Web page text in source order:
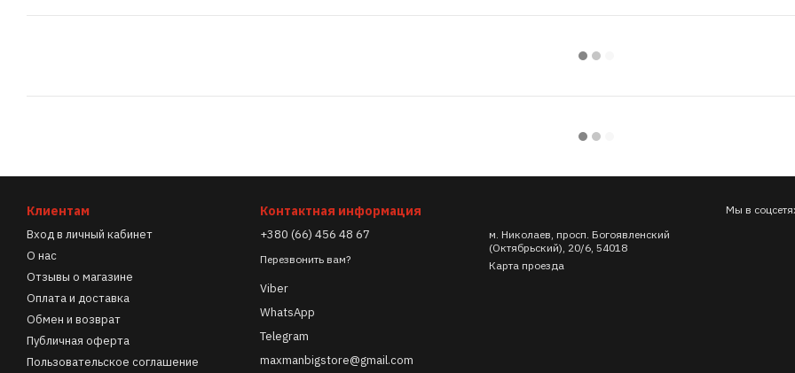
Клиентам
Вход в личный кабинет
О нас
Отзывы о магазине
Оплата и доставка
Обмен и возврат
Публичная оферта
Пользовательское соглашение
Контактная информация
+380 (66) 456 48 67
Перезвонить вам?
Viber
WhatsApp
Telegram
maxmanbigstore@gmail.com
м. Николаев, просп. Богоявленский
(Октябрьский), 20/6, 54018
Карта проезда
Мы в